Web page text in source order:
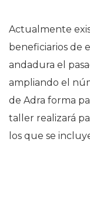
Actualmente
beneficiarios de
andadura el
ampliando el
de Adra forma
taller realizará
los que se